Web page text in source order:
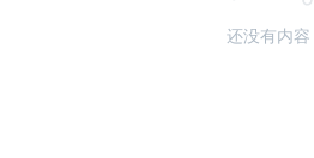
还没有内容